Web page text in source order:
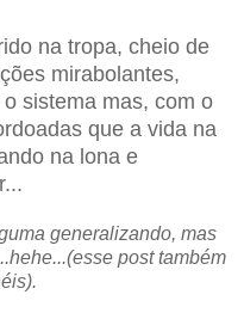
na tropa, cheio de
mirabolantes,
sistema mas, com o
que a vida na
na lona e
generalizando, mas
post também